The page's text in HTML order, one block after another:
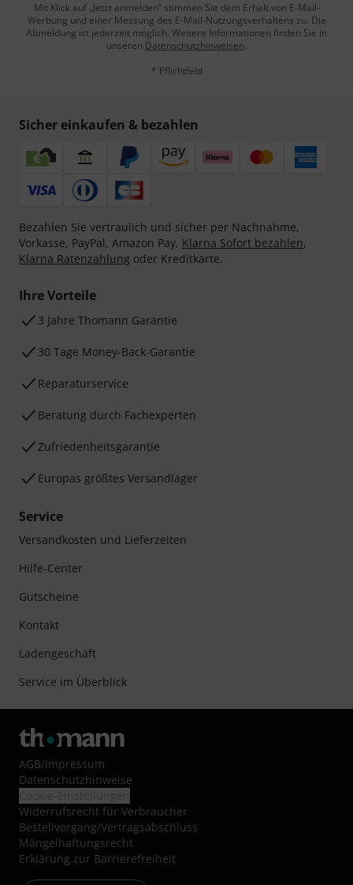
Mit Klick auf „Jetzt anmelden“ stimmen Sie dem Erhalt von E-Mail-
Werbung und einer Messung des E-Mail-Nutzungsverhaltens zu. Die
Abmeldung ist jederzeit möglich. Weitere Informationen finden Sie in
unseren Datenschutzhinweisen.
* Pflichtfeld
Sicher einkaufen & bezahlen
Bezahlen Sie vertraulich und sicher per Nachnahme,
Vorkasse, PayPal, Amazon Pay, Klarna Sofort bezahlen,
Klarna Ratenzahlung oder Kreditkarte.
Ihre Vorteile
3 Jahre Thomann Garantie
30 Tage Money-Back-Garantie
Reparaturservice
Beratung durch Fachexperten
Zufriedenheitsgarantie
Europas größtes Versandlager
Service
Versandkosten und Lieferzeiten
Hilfe-Center
Gutscheine
Kontakt
Ladengeschäft
Service im Überblick
AGB/Impressum
Datenschutzhinweise
Widerrufsrecht für Verbraucher
Bestellvorgang/Vertragsabschluss
Mängelhaftungsrecht
Erklärung zur Barrierefreiheit